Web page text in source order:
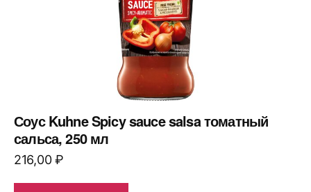
Соус Kuhne Spicy sauce salsa томатный
сальса, 250 мл
216,00₽